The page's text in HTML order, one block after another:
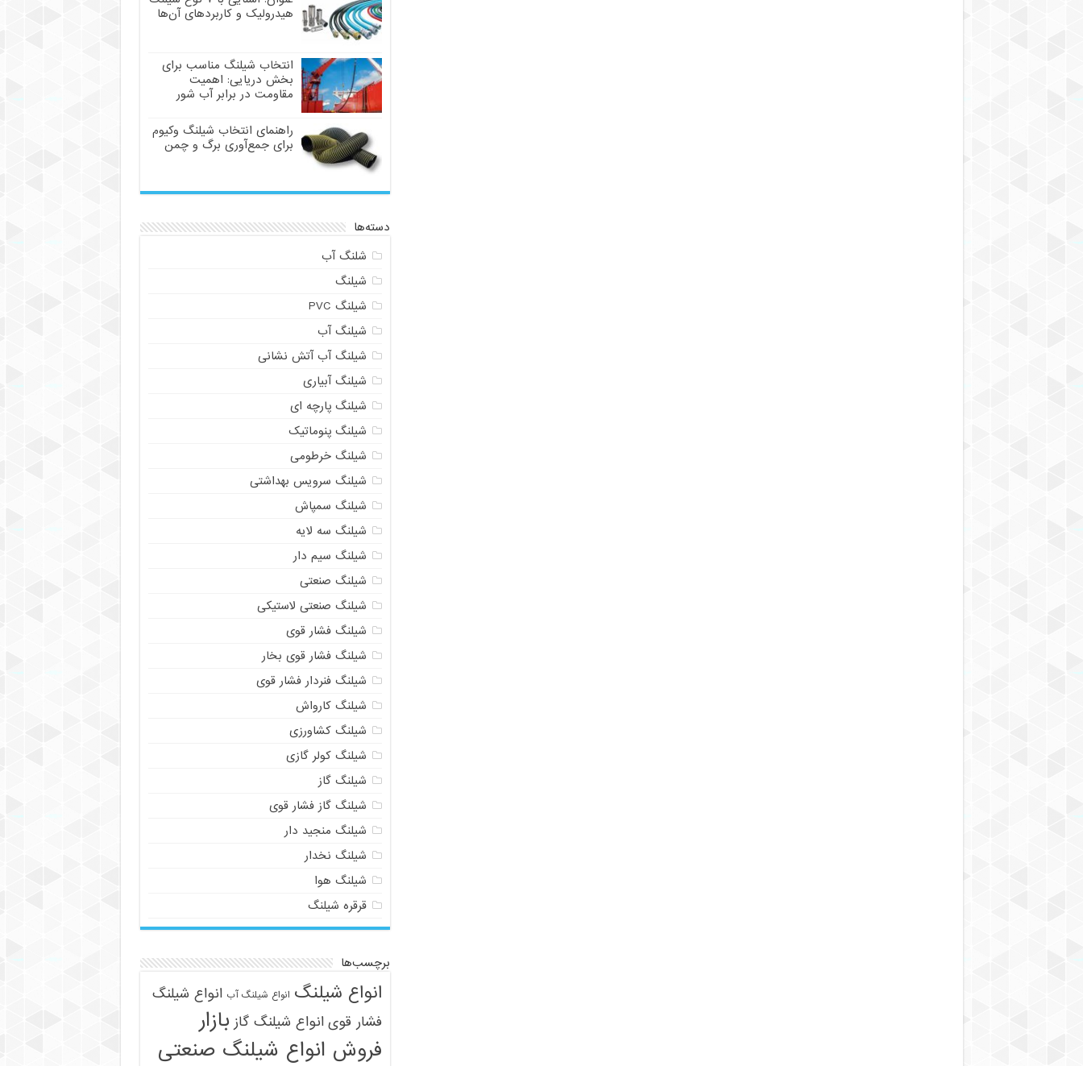
هیدرولیک و کاربردهای آن‌ها
انتخاب شیلنگ مناسب برای
بخش دریایی: اهمیت
مقاومت در برابر آب شور
راهنمای انتخاب شیلنگ وکیوم
برای جمع‌آوری برگ و چمن
دسته‌ها
شلنگ آب
شیلنگ
شیلنگ PVC
شیلنگ آب
شیلنگ آب آتش نشانی
شیلنگ آبیاری
شیلنگ پارچه ای
شیلنگ پنوماتیک
شیلنگ خرطومی
شیلنگ سرویس بهداشتی
شیلنگ سمپاش
شیلنگ سه لایه
شیلنگ سیم دار
شیلنگ صنعتی
شیلنگ صنعتی لاستیکی
شیلنگ فشار قوی
شیلنگ فشار قوی بخار
شیلنگ فنردار فشار قوی
شیلنگ کارواش
شیلنگ کشاورزی
شیلنگ کولر گازی
شیلنگ گاز
شیلنگ گاز فشار قوی
شیلنگ منجید دار
شیلنگ نخدار
شیلنگ هوا
قرقره شیلنگ
برچسب‌ها
انواع شیلنگ انواع شیلنگ آب انواع شیلنگ
فشار قوی انواع شیلنگ گاز بازار
فروش انواع شیلنگ صنعتی